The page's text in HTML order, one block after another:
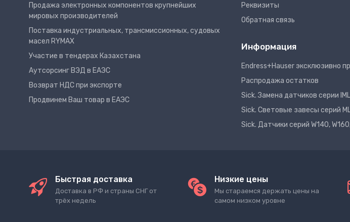
Продажа электронных компонентов крупнейших
мировых производителей
Поставка индустриальных, трансмиссионных, судовых
масел RYMAX
Участие в тендерах Казахстана
Аутсорсинг ВЭД в ЕАЭС
Возврат НДС при экспорте
Продвинем Ваш товар в ЕАЭС
Реквизиты
Обратная связь
Информация
Endress+Hauser эксклюзивно
Распродажа остатков
Sick. Замена датчиков серии
Sick. Световые завесы серий
Sick. Датчики серий W140, W160,
Быстрая доставка
Доставка в РФ и страны СНГ от
трёх недель
Низкие цены
Мы стараемся держать цены на
самом низком уровне